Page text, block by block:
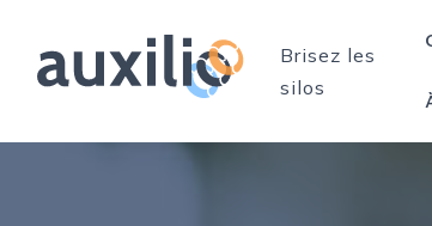
Brisez les
silos